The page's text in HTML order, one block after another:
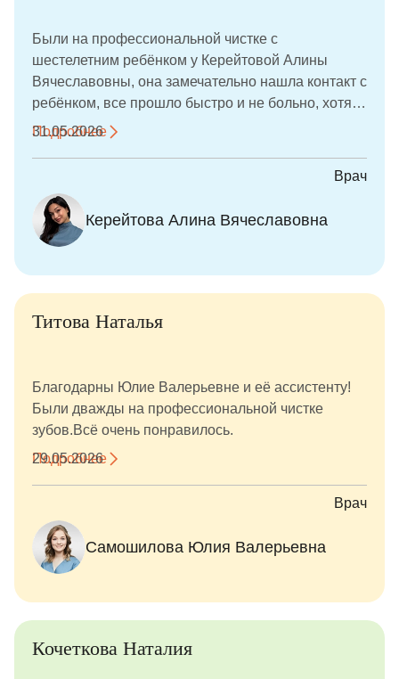
запоминающимся. Спасибо за заботу, внимание и
высокий уровень медицины!
Были на профессиональной чистке с
шестелетним ребёнком у Керейтовой Алины
Вячеславовны, она замечательно нашла контакт с
ребёнком, все прошло быстро и не больно, хотя
на зубах были камни. В конце подарили подарок,
Подробнее
31.05.2026
Врач
Керейтова Алина Вячеславовна
Титова Наталья
Благодарны Юлие Валерьевне и её ассистенту!
Были дважды на профессиональной чистке
зубов.Всё очень понравилось.
Подробнее
29.05.2026
Врач
Самошилова Юлия Валерьевна
Кочеткова Наталия